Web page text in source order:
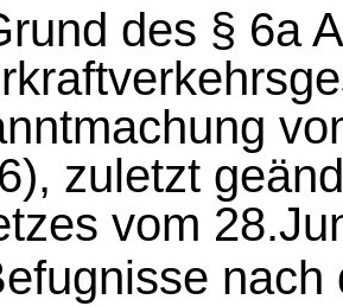
des § 6a
zuletzt
vom